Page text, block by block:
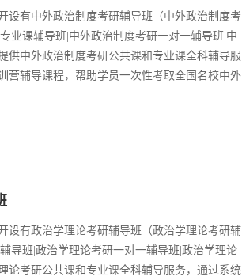
设有中外政治制度考研辅导班（中外政治制度考
业课辅导班|中外政治制度考研一对一辅导班|中
供中外政治制度考研公共课和专业课全科辅导服
营辅导课程，帮助学员一次性考取全国名校中外
设有政治学理论考研辅导班（政治学理论考研辅
导班|政治学理论考研一对一辅导班|政治学理论
论考研公共课和专业课全科辅导服务，通过系统